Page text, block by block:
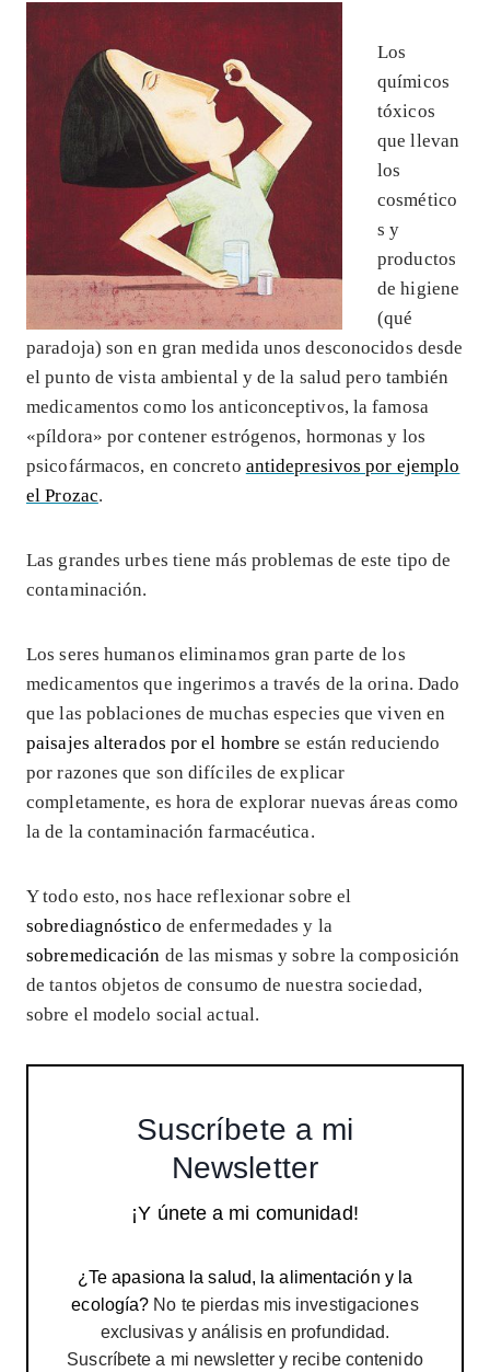
Los
químicos
tóxicos
que llevan
los
cosmético
s y
productos
de higiene
(qué
paradoja) son en gran medida unos desconocidos desde
el punto de vista ambiental y de la salud pero también
medicamentos como los anticonceptivos, la famosa
«píldora» por contener estrógenos, hormonas y los
psicofármacos, en concreto antidepresivos por ejemplo
el Prozac.
Las grandes urbes tiene más problemas de este tipo de
contaminación.
Los seres humanos eliminamos gran parte de los
medicamentos que ingerimos a través de la orina. Dado
que las poblaciones de muchas especies que viven en
paisajes alterados por el hombre se están reduciendo
por razones que son difíciles de explicar
completamente, es hora de explorar nuevas áreas como
la de la contaminación farmacéutica.
Y todo esto, nos hace reflexionar sobre el
sobrediagnóstico de enfermedades y la
sobremedicación de las mismas y sobre la composición
de tantos objetos de consumo de nuestra sociedad,
sobre el modelo social actual.
Suscríbete a mi
Newsletter
¡Y únete a mi comunidad!
¿Te apasiona la salud, la alimentación y la
ecología? No te pierdas mis investigaciones
exclusivas y análisis en profundidad.
Suscríbete a mi newsletter y recibe contenido